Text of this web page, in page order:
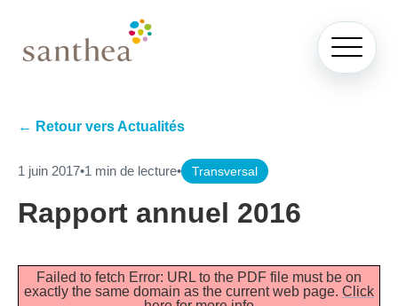
← Retour vers Actualités
1 juin 2017•1 min de lecture• Transversal
Rapport annuel 2016
Failed to fetch Error: URL to the PDF file must be on
exactly the same domain as the current web page. Click